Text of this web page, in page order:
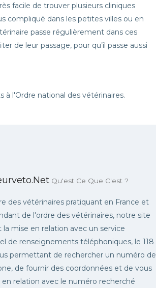
facile de trouver plusieurs cliniques
compliqué dans les petites villes ou en
passe régulièrement dans ces
de leur passage, pour qu’il passe aussi
à l'Ordre national des vétérinaires.
Qu'est Ce Que C'est ?
des vétérinaires pratiquant en France et
de l'ordre des vétérinaires, notre site
mise en relation avec un service
de renseignements téléphoniques, le 118
permettant de rechercher un numéro de
de fournir des coordonnées et de vous
relation avec le numéro recherché